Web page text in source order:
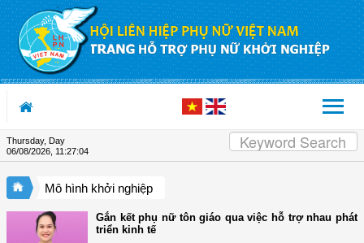
Skip to Content
Thursday, Day
06/08/2026 11:27:05
Mô hình khởi nghiệp
Gắn kết phụ nữ tôn giáo qua việc hỗ trợ nhau phát
triển kinh tế